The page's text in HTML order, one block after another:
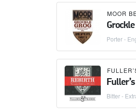
MOOR
Porter -
Bitter -